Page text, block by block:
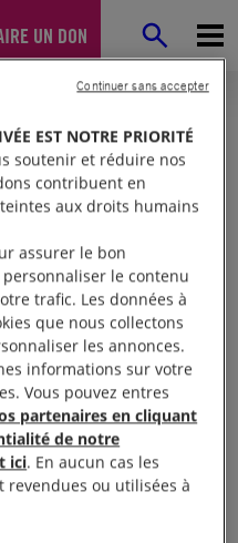
UN DON
EST NOTRE PRIORITÉ
soutenir et réduire nos
contribuent en
aux droits humains
assurer le bon
le contenu
trafic. Les données à
que nous collectons
les annonces.
informations sur votre
Vous pouvez entres
partenaires en cliquant
de notre
ici. En aucun cas les
revendues ou utilisées à
Continuer sans accepter